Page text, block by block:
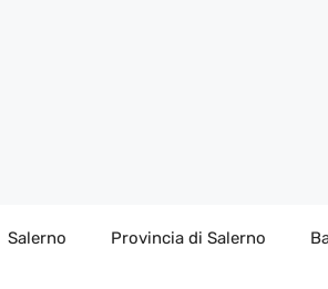
Salerno Provincia di Salerno